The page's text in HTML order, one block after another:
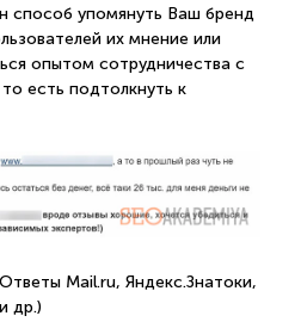
способ упомянуть Ваш бренд
их мнение или
опытом сотрудничества с
есть подтолкнуть к
Mail.ru, Яндекс.Знатоки,
др.)